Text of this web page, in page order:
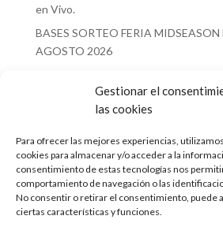
Gestionar el
las cookies
Para ofrecer las mejores experiencias,
cookies para almacenar y/o acceder a la
consentimiento de estas tecnologías nos
comportamiento de navegación o las
No consentir o retirar el consentimiento, puede
ciertas características y funciones.
en Vivo.
BASES SORTEO FERIA MIDSEASON
AGOSTO 2026
Recent Comments